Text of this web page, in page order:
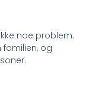
noe problem.
familien, og